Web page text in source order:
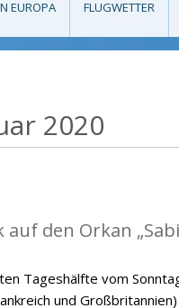
EUROPA FLUGWETTER
2020
auf den Orkan
Tageshälfte vom
und